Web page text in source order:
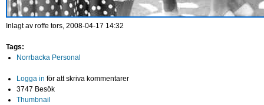
Inlagt av roffe tors, 2008-04-17 14:32
Tags:
Norrbacka Personal
Logga in för att skriva kommentarer
3747 Besök
Thumbnail